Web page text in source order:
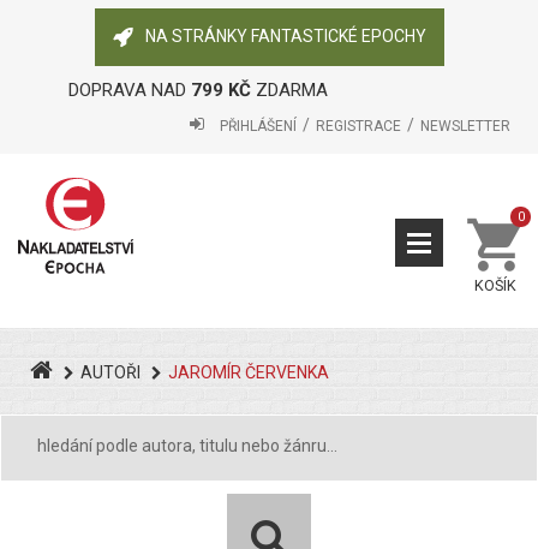
NA STRÁNKY FANTASTICKÉ EPOCHY
DOPRAVA NAD 799 KČZDARMA
PŘIHLÁŠENÍ REGISTRACE NEWSLETTER
KOŠÍK
0
AUTOŘI JAROMÍR ČERVENKA